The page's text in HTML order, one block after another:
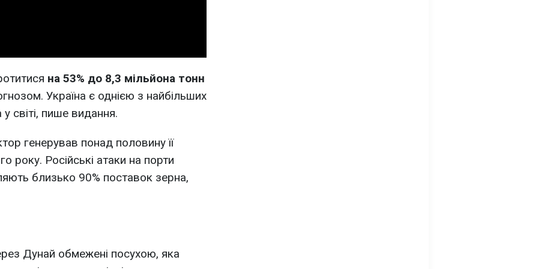
на 53% до 8,3 мільйона тонн
Україна є однією з найбільших
світі, пише видання.
генерував понад половину її
року. Російські атаки на порти
близько 90% поставок зерна,
Дунай обмежені посухою, яка